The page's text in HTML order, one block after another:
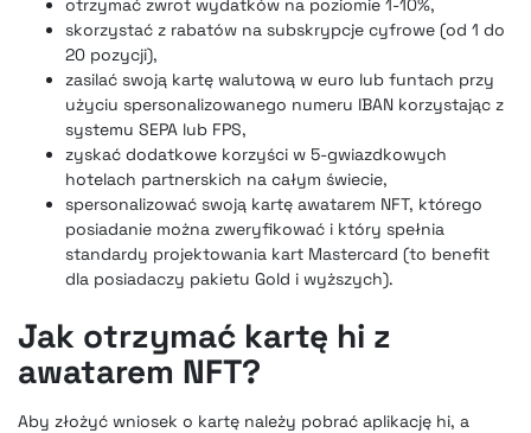
otrzymać zwrot wydatków na poziomie 1-10%,
skorzystać z rabatów na subskrypcje cyfrowe (od 1 do
20 pozycji),
zasilać swoją kartę walutową w euro lub funtach przy
użyciu spersonalizowanego numeru IBAN korzystając z
systemu SEPA lub FPS,
zyskać dodatkowe korzyści w 5-gwiazdkowych
hotelach partnerskich na całym świecie,
spersonalizować swoją kartę awatarem NFT, którego
posiadanie można zweryfikować i który spełnia
standardy projektowania kart Mastercard (to benefit
dla posiadaczy pakietu Gold i wyższych).
Jak otrzymać kartę hi z
awatarem NFT?
Aby złożyć wniosek o kartę należy pobrać aplikację hi, a